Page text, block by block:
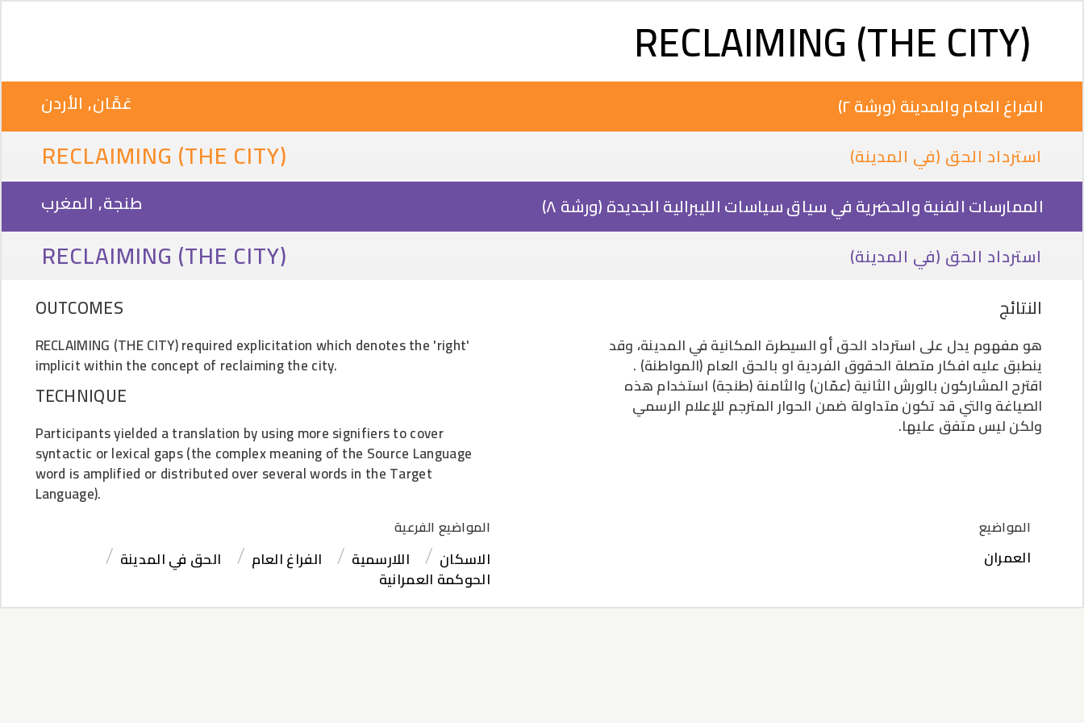
تجاوز إلى المحتوى الرئيسي RECLAIMING (THE CITY)
الفراغ العام والمدينة (ورشة ٢)
عَمَّان, الأردن
استرداد الحق (في المدينة)
RECLAIMING (THE CITY)
الممارسات الفنية والحضرية في سياق سياسات الليبرالية الجديدة (ورشة ٨)
طنجة, المغرب
استرداد الحق (في المدينة)
RECLAIMING (THE CITY)
OUTCOMES
RECLAIMING (THE CITY) required explicitation which denotes the 'right'
implicit within the concept of reclaiming the city.
TECHNIQUE
Participants yielded a translation by using more signifiers to cover
syntactic or lexical gaps (the complex meaning of the Source Language
word is amplified or distributed over several words in the Target
Language).
النتائج
هو مفهوم يدل على استرداد الحق أو السيطرة المكانية في المدينة، وقد
ينطبق عليه افكار متصلة الحقوق الفردية او بالحق العام (المواطنة) .
اقترح المشاركون بالورش الثانية (عمّان) والثامنة (طنجة) استخدام هذه
الصياغة والتي قد تكون متداولة ضمن الحوار المترجم للإعلام الرسمي
ولكن ليس متفق عليها.
المواضيع
العمران
المواضيع الفرعية
الاسكان اللارسمية الفراغ العام الحق في المدينة
الحوكمة العمرانية